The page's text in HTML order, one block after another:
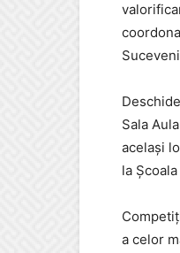
Sala
același
la
a celor